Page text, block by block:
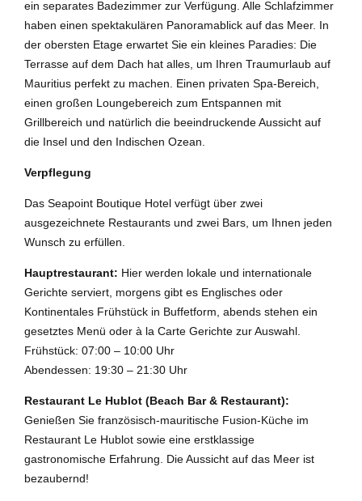
ein separates Badezimmer zur Verfügung. Alle Schlafzimmer
haben einen spektakulären Panoramablick auf das Meer. In
der obersten Etage erwartet Sie ein kleines Paradies: Die
Terrasse auf dem Dach hat alles, um Ihren Traumurlaub auf
Mauritius perfekt zu machen. Einen privaten Spa-Bereich,
einen großen Loungebereich zum Entspannen mit
Grillbereich und natürlich die beeindruckende Aussicht auf
die Insel und den Indischen Ozean.
Verpflegung
Das Seapoint Boutique Hotel verfügt über zwei
ausgezeichnete Restaurants und zwei Bars, um Ihnen jeden
Wunsch zu erfüllen.
Hauptrestaurant: Hier werden lokale und internationale
Gerichte serviert, morgens gibt es Englisches oder
Kontinentales Frühstück in Buffetform, abends stehen ein
gesetztes Menü oder à la Carte Gerichte zur Auswahl.
Frühstück: 07:00 – 10:00 Uhr
Abendessen: 19:30 – 21:30 Uhr
Restaurant Le Hublot (Beach Bar & Restaurant):
Genießen Sie französisch-mauritische Fusion-Küche im
Restaurant Le Hublot sowie eine erstklassige
gastronomische Erfahrung. Die Aussicht auf das Meer ist
bezaubernd!